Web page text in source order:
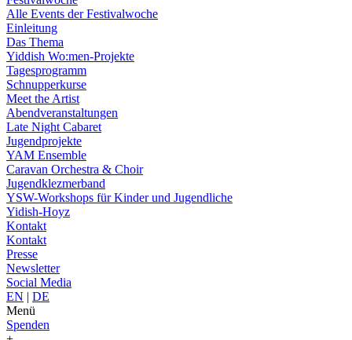
Alle Events der Festivalwoche
Einleitung
Das Thema
Yiddish Wo:men-Projekte
Tagesprogramm
Schnupperkurse
Meet the Artist
Abendveranstaltungen
Late Night Cabaret
Jugendprojekte
YAM Ensemble
Caravan Orchestra & Choir
Jugendklezmerband
YSW-Workshops für Kinder und Jugendliche
Yidish-Hoyz
Kontakt
Kontakt
Presse
Newsletter
Social Media
EN | DE
Menü
Spenden